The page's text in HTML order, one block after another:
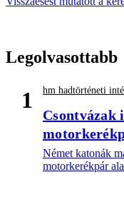
Legolvasottabb
1 hm hadtörténeti
Csontvázak
Német katonák
motorkerékpár